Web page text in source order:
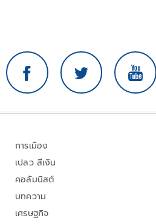
การเมือง
เปลว สีเงิน
คอลัมนิสต์
บทความ
เศรษฐกิจ